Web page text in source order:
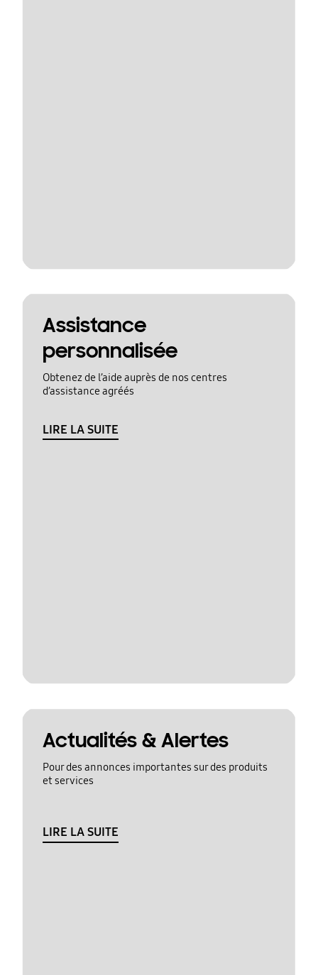
Assistance
personnalisée
Obtenez de l’aide auprès de nos centres
d’assistance agréés
LIRE LA SUITE
Actualités & Alertes
Pour des annonces importantes sur des produits
et services
LIRE LA SUITE